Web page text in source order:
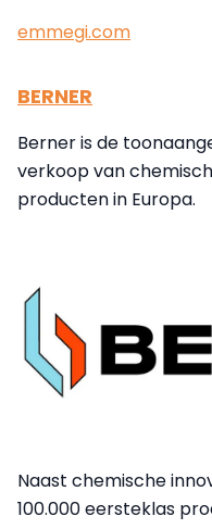
emmegi.com
BERNER
Berner is de
verkoop van
producten in Europa.
Naast chemische
100.000 eersteklas